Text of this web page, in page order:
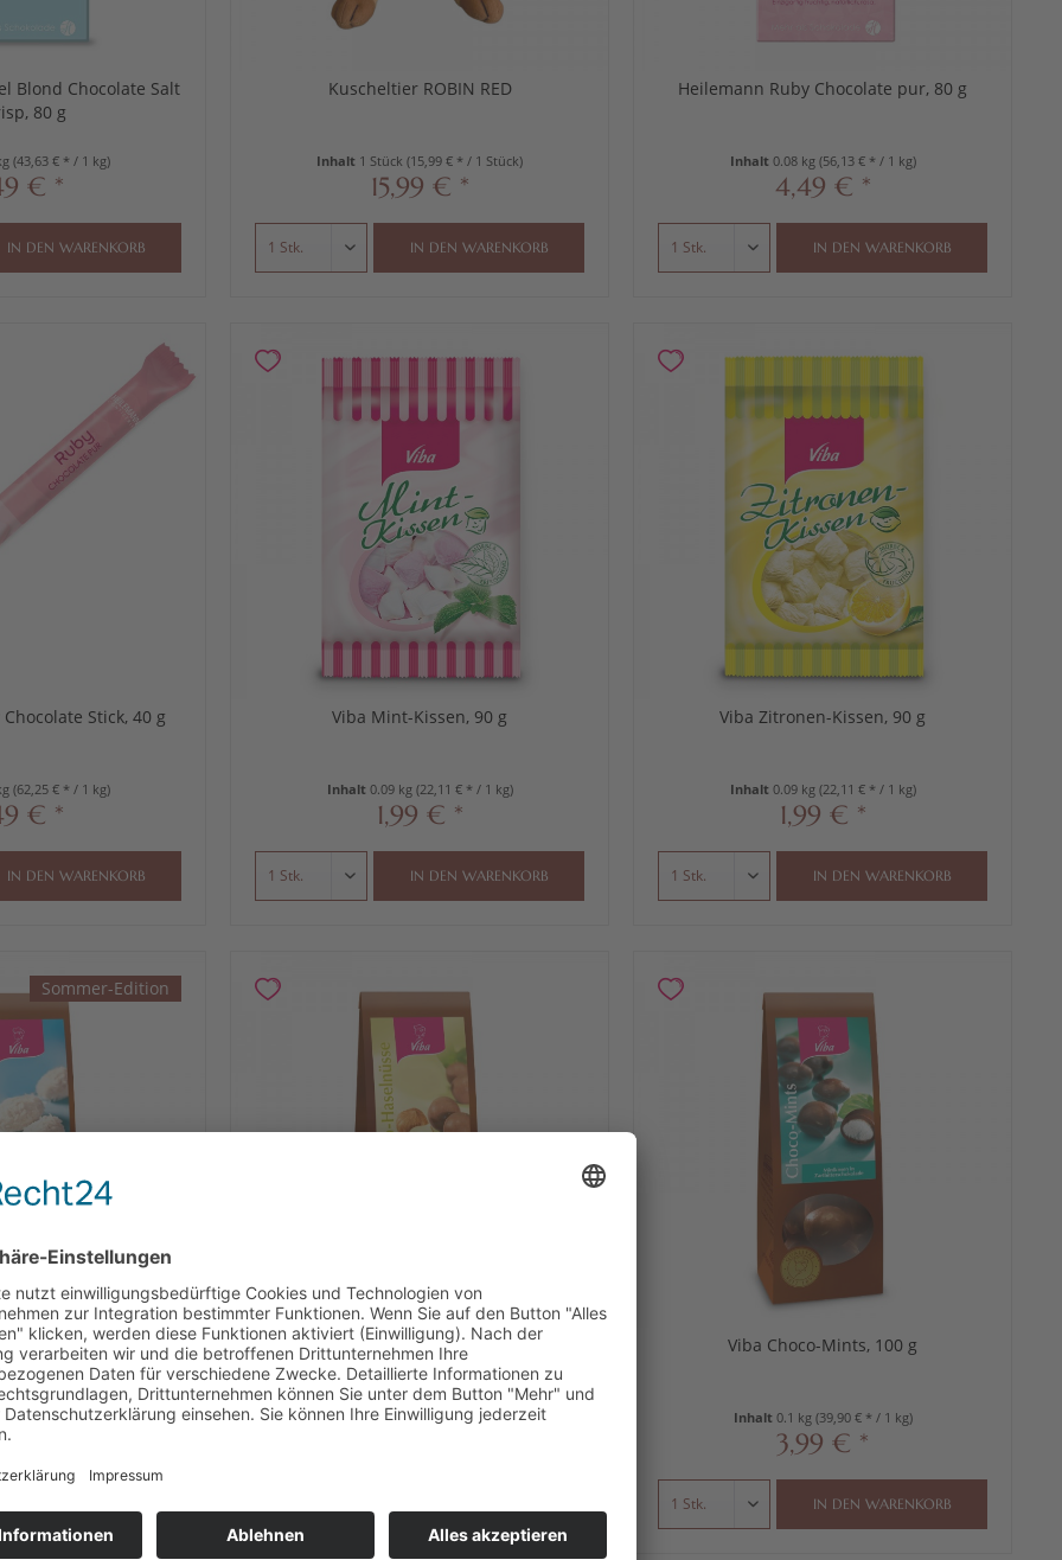
Blond Chocolate Salt
80 g
(43,63 € * / 1 kg)
€ *
IN DEN WARENKORB
Kuscheltier ROBIN RED
Inhalt 1 Stück(15,99 € * / 1 Stück)
15,99 € *
IN DEN WARENKORB
Heilemann Ruby Chocolate pur, 80 g
Inhalt 0.08 kg (56,13 € * / 1 kg)
4,49 € *
IN DEN WARENKORB
Stick, 40 g
(62,25 € * / 1 kg)
€ *
IN DEN WARENKORB
Viba Mint-Kissen, 90 g
Inhalt 0.09 kg (22,11 € * / 1 kg)
1,99 € *
IN DEN WARENKORB
Viba Zitronen-Kissen, 90 g
Inhalt 0.09 kg (22,11 € * / 1 kg)
1,99 € *
IN DEN WARENKORB
Sommer-Edition
Mandeln, 100 g
(42,90 € * / 1 kg)
€ *
Viba Choco-Haselnüsse, 100 g
Inhalt0.1 kg(42,90 € * / 1 kg)
Viba Choco-Mints, 100 g
Inhalt 0.1 kg (39,90 € * / 1 kg)
3,99 € *
IN DEN WARENKORB